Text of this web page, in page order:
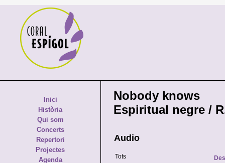
Inici
Història
Qui som
Concerts
Repertori
Projectes
Agenda
Nobody knows
Espiritual negre /
Audio
Tots